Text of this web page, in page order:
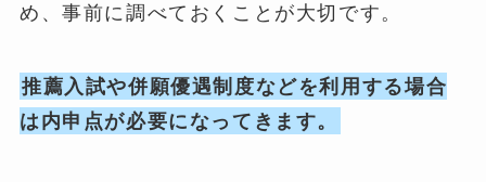
め、事前に調べておくことが大切です。
推薦入試や併願優遇制度などを利用する場合
は内申点が必要になってきます。